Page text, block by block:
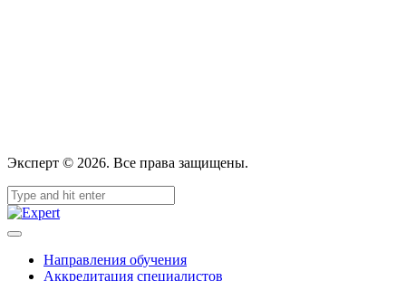
Эксперт © 2026. Все права защищены.
Направления обучения
Аккредитация специалистов